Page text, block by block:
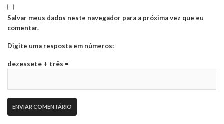
Salvar meus dados neste navegador para a próxima vez que eu
comentar.
Digite uma resposta em números:
dezessete + três =